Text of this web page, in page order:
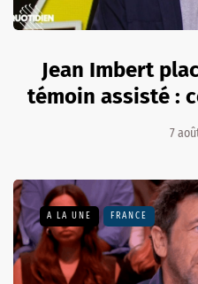
Jean Imbert
témoin assisté :
7
A LA UNE FRANCE